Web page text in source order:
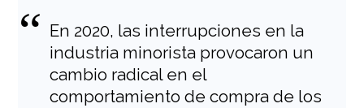
En 2020, las interrupciones en la
industria minorista provocaron un
cambio radical en el
comportamiento de compra de los